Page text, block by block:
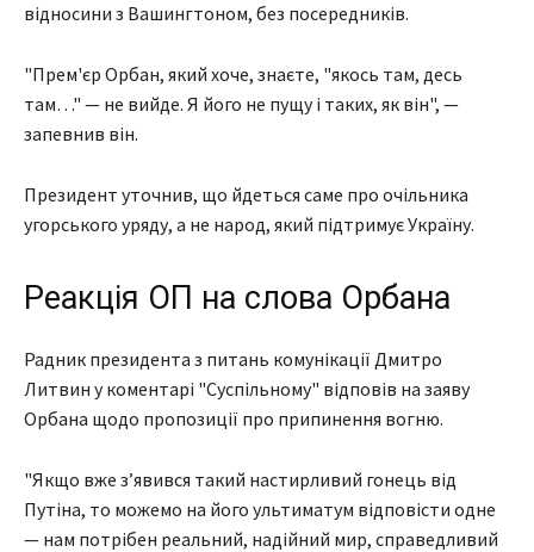
відносини з Вашингтоном, без посередників.
"Прем'єр Орбан, який хоче, знаєте, "якось там, десь
там…" — не вийде. Я його не пущу і таких, як він", —
запевнив він.
Президент уточнив, що йдеться саме про очільника
угорського уряду, а не народ, який підтримує Україну.
Реакція ОП на слова Орбана
Радник президента з питань комунікації Дмитро
Литвин у коментарі "Суспільному" відповів на заяву
Орбана щодо пропозиції про припинення вогню.
"Якщо вже зʼявився такий настирливий гонець від
Путіна, то можемо на його ультиматум відповісти одне
— нам потрібен реальний, надійний мир, справедливий